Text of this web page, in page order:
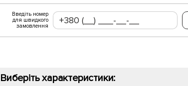
Введіть номер
для швидкого
замовлення
Виберіть характеристики: